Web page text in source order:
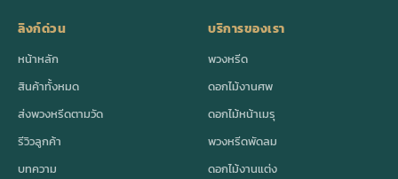
ลิงก์ด่วน
หน้าหลัก
สินค้าทั้งหมด
ส่งพวงหรีดตามวัด
รีวิวลูกค้า
บทความ
บริการของเรา
พวงหรีด
ดอกไม้งานศพ
ดอกไม้หน้าเมรุ
พวงหรีดพัดลม
ดอกไม้งานแต่ง